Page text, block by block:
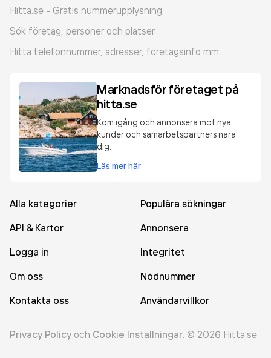
Hitta.se - Gratis nummerupplysning.
Sök företag, personer och platser.
Hitta telefonnummer, adresser, företagsinfo mm.
Marknadsför företaget på
hitta.se
Kom igång och annonsera mot nya
kunder och samarbetspartners nära
dig.
Läs mer här
Alla kategorier
Populära sökningar
API & Kartor
Annonsera
Logga in
Integritet
Om oss
Nödnummer
Kontakta oss
Användarvillkor
Privacy Policy och Cookie Inställningar. © 2026 Hitta.se